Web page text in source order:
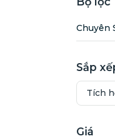
Chuyên
Sắp
Giá